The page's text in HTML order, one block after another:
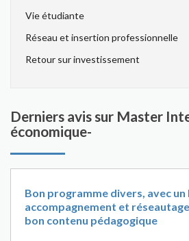
Vie étudiante
Réseau et insertion professionnelle
Retour sur investissement
Derniers avis sur Master
économique-
Bon programme divers, avec un
accompagnement et
bon contenu pédagogique